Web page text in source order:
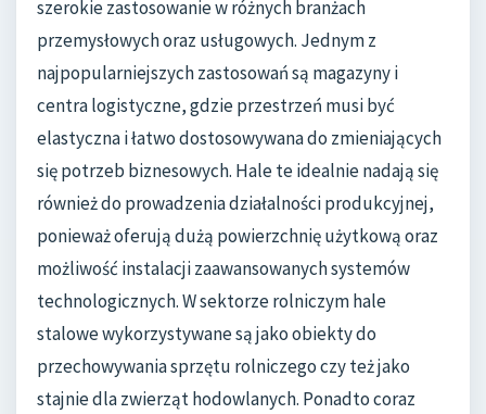
szerokie zastosowanie w różnych branżach
przemysłowych oraz usługowych. Jednym z
najpopularniejszych zastosowań są magazyny i
centra logistyczne, gdzie przestrzeń musi być
elastyczna i łatwo dostosowywana do zmieniających
się potrzeb biznesowych. Hale te idealnie nadają się
również do prowadzenia działalności produkcyjnej,
ponieważ oferują dużą powierzchnię użytkową oraz
możliwość instalacji zaawansowanych systemów
technologicznych. W sektorze rolniczym hale
stalowe wykorzystywane są jako obiekty do
przechowywania sprzętu rolniczego czy też jako
stajnie dla zwierząt hodowlanych. Ponadto coraz